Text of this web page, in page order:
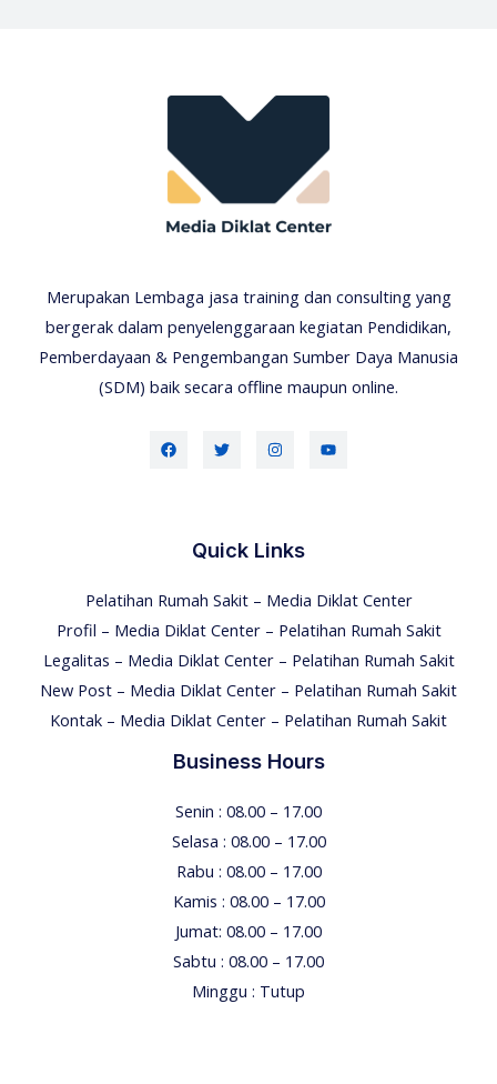
Merupakan Lembaga jasa training dan consulting yang
bergerak dalam penyelenggaraan kegiatan Pendidikan,
Pemberdayaan & Pengembangan Sumber Daya Manusia
(SDM) baik secara offline maupun online.
Quick Links
Pelatihan Rumah Sakit – Media Diklat Center
Profil – Media Diklat Center – Pelatihan Rumah Sakit
Legalitas – Media Diklat Center – Pelatihan Rumah Sakit
New Post – Media Diklat Center – Pelatihan Rumah Sakit
Kontak – Media Diklat Center – Pelatihan Rumah Sakit
Business Hours
Senin : 08.00 – 17.00
Selasa : 08.00 – 17.00
Rabu : 08.00 – 17.00
Kamis : 08.00 – 17.00
Jumat: 08.00 – 17.00
Sabtu : 08.00 – 17.00
Minggu : Tutup